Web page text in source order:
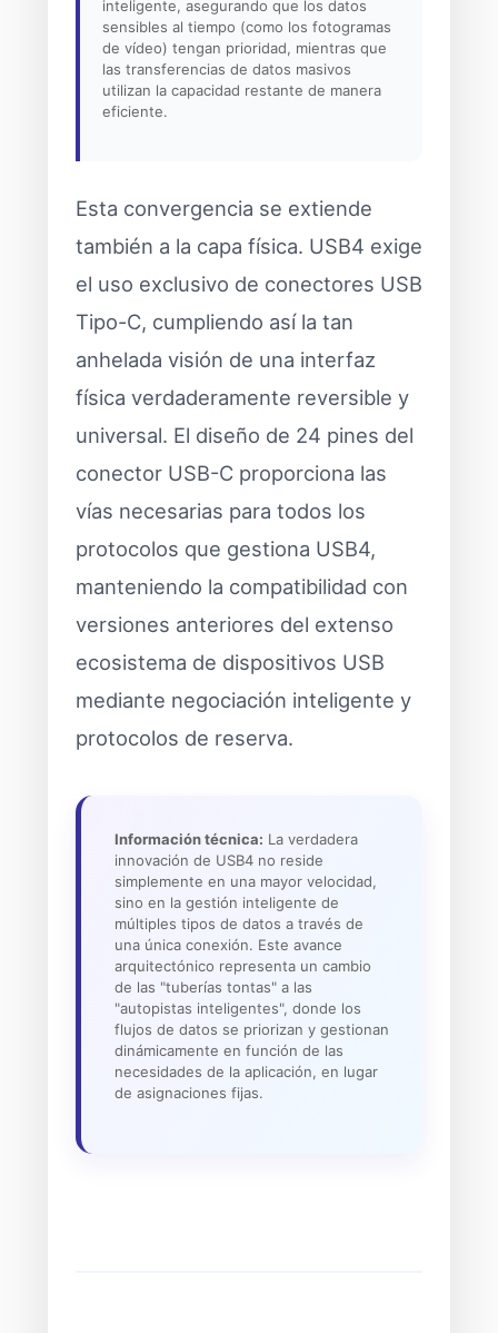
inteligente, asegurando que los datos
sensibles al tiempo (como los fotogramas
de vídeo) tengan prioridad, mientras que
las transferencias de datos masivos
utilizan la capacidad restante de manera
eficiente.
Esta convergencia se extiende
también a la capa física. USB4 exige
el uso exclusivo de conectores USB
Tipo-C, cumpliendo así la tan
anhelada visión de una interfaz
física verdaderamente reversible y
universal. El diseño de 24 pines del
conector USB-C proporciona las
vías necesarias para todos los
protocolos que gestiona USB4,
manteniendo la compatibilidad con
versiones anteriores del extenso
ecosistema de dispositivos USB
mediante negociación inteligente y
protocolos de reserva.
Información técnica: La verdadera
innovación de USB4 no reside
simplemente en una mayor velocidad,
sino en la gestión inteligente de
múltiples tipos de datos a través de
una única conexión. Este avance
arquitectónico representa un cambio
de las "tuberías tontas" a las
"autopistas inteligentes", donde los
flujos de datos se priorizan y gestionan
dinámicamente en función de las
necesidades de la aplicación, en lugar
de asignaciones fijas.